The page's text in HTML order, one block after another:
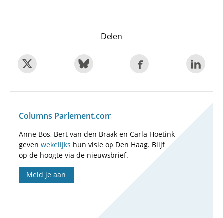
Delen
Columns Parlement.com
Anne Bos, Bert van den Braak en Carla Hoetink
geven wekelijks hun visie op Den Haag. Blijf
op de hoogte via de nieuwsbrief.
Meld je aan